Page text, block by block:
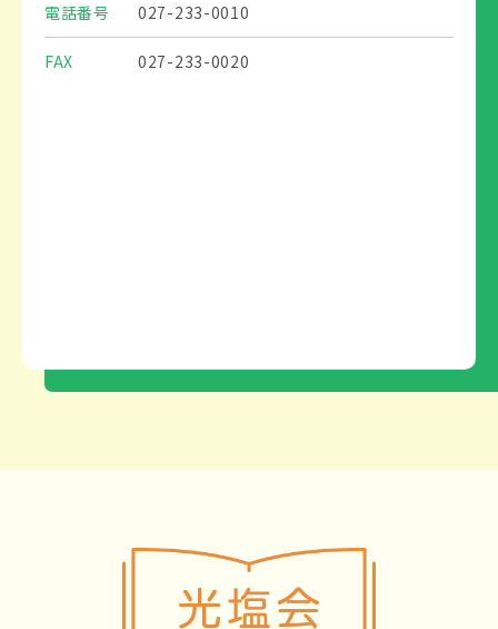
電話番号 027-233-0010
FAX 027-233-0020